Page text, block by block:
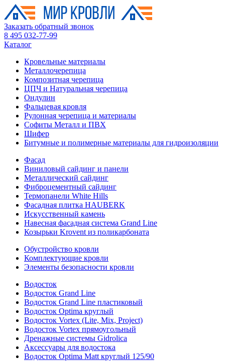
Заказать обратный звонок
8 495 032-77-99
Каталог
Кровельные материалы
Металлочерепица
Композитная черепица
ЦПЧ и Натуральная черепица
Ондулин
Фальцевая кровля
Рулонная черепица и материалы
Софиты Металл и ПВХ
Шифер
Битумные и полимерные материалы для гидроизоляции
Фасад
Виниловый сайдинг и панели
Металлический сайдинг
Фиброцементный сайдинг
Термопанели White Hills
Фасадная плитка HAUBERK
Искусственный камень
Навесная фасадная система Grand Line
Козырьки Krovent из поликарбоната
Обустройство кровли
Комплектующие кровли
Элементы безопасности кровли
Водосток
Водосток Grand Line
Водосток Grand Line пластиковый
Водосток Optima круглый
Водосток Vortex (Lite, Mix, Project)
Водосток Vortex прямоугольный
Дренажные системы Gidrolica
Аксессуары для водостока
Водосток Optima Matt круглый 125/90